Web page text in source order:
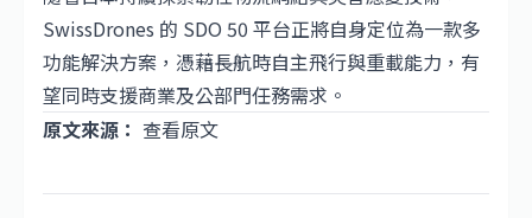
SwissDrones 的 SDO 50 平台正將自身定位為一款多
功能解決方案，憑藉長航時自主飛行與重載能力，有
望同時支援商業及公部門任務需求。
原文來源： 查看原文